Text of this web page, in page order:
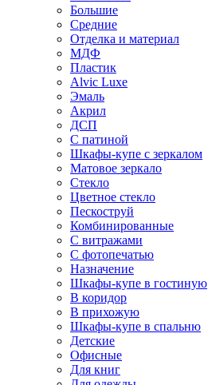
Большие
Средние
Отделка и материал
МДФ
Пластик
Alvic Luxe
Эмаль
Акрил
ДСП
С патиной
Шкафы-купе с зеркалом
Матовое зеркало
Стекло
Цветное стекло
Пескоструй
Комбинированные
С витражами
С фотопечатью
Назначение
Шкафы-купе в гостиную
В коридор
В прихожую
Шкафы-купе в спальню
Детские
Офисные
Для книг